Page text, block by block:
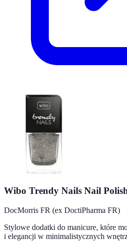
Wibo Trendy Nails Nail
DocMorris FR (ex DoctiPharma FR)
Stylowe dodatki do manicure, które
i elegancji w minimalistycznych